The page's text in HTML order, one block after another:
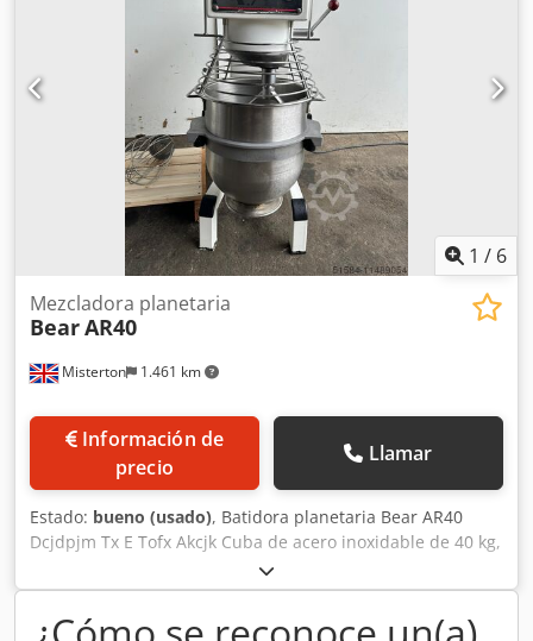
1 / 6
Misterton 1.461 km
Mezcladora planetaria
BearAR40
Información de
precio
Llamar
Estado: bueno (usado), Batidora planetaria Bear AR40
Dcjdpjm Tx E Tofx Akcjk Cuba de acero inoxidable de 40 kg,
velocidad variable, rejilla protectora de acero inoxidable,
con batidor, gancho amasador y accesorio batidor, 3Ph